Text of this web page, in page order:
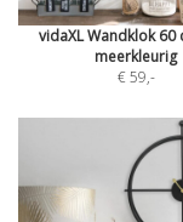
vidaXL Wandklok 60
meerkleurig
€ 59,-